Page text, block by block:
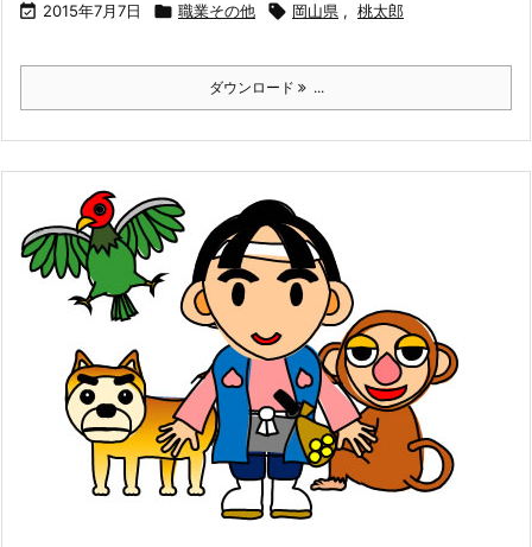
 2015年7月7日  職業その他  岡山県 , 桃太郎
ダウンロード ...